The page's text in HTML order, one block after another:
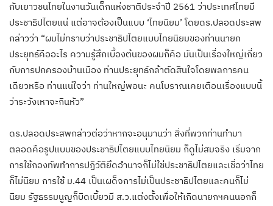
กับเยาวชนไทยในงานวันเด็กแห่งชาติประจำปี 2561 ว่าประเทศไทยมี
ประชาธิปไตยแน่ แต่อาจต้องเป็นแบบ ‘ไทยนิยม’ โดยดร.ปลอดประสพ
กล่าวว่า “ผมไม่ทราบว่าประชาธิปไตยแบบไทยนิยมของท่านนายก
ประยุทธ์คืออะไร ความรู้สึกเบื้องต้นของผมก็คือ มันเป็นเรื่องใหญ่เกี่ยว
กับการปกครองบ้านเมือง ท่านประยุทธ์กล้าตัดสินใจโดยพลการคน
เดียวหรือ ท่านแน่ใจว่า ท่านใหญ่พอนะ คนโบราณเคยเตือนเรื่องแบบนี้
ว่าระวังเหาจะกินหัว”
ดร.ปลอดประสพกล่าวต่อว่าหากจะอนุมานว่า สิ่งที่พวกท่านทำมา
ตลอดคือรูปแบบของประชาธิปไตยแบบไทยนิยม ก็ดูไม่สมจริง เริ่มจาก
การใช้กองทัพทำการปฏิวัติยึดอำนาจก็ไม่ใช่ประชาธิปไตยและเชื่อว่าไทย
ก็ไม่นิยม การใช้ ม.44 เป็นเผด็จการไม่เป็นประชาธิปไตยและคนก็ไม่
นิยม รัฐธรรมนูญก็บิดเบี้ยวมี ส.ว.แต่งตั้งเพื่อให้เกิดนายกฯคนนอกก็